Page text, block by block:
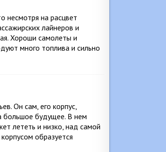
несмотря на расцвет
лайнеров и
Хороши самолеты и
много топлива и сильно
Он сам, его корпус,
большое будущее. В нем
лететь и низко, над самой
образуется